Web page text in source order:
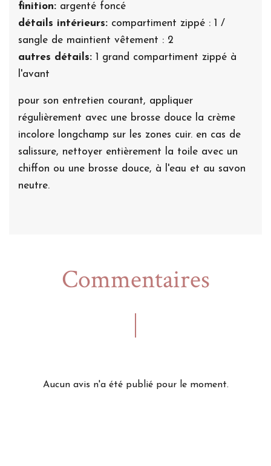
finition: argenté foncé
détails intérieurs: compartiment zippé : 1 /
sangle de maintient vêtement : 2
autres détails: 1 grand compartiment zippé à
l'avant
pour son entretien courant, appliquer
régulièrement avec une brosse douce la crème
incolore longchamp sur les zones cuir. en cas de
salissure, nettoyer entièrement la toile avec un
chiffon ou une brosse douce, à l'eau et au savon
neutre.
Commentaires
Aucun avis n'a été publié pour le moment.